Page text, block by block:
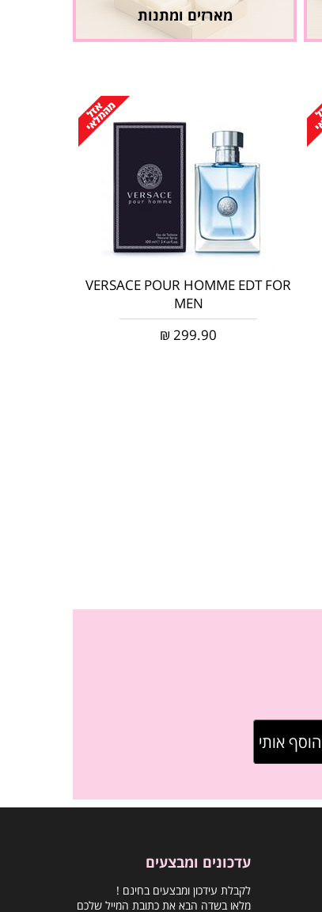
מארזים ומתנות
VERSACE POUR HOMME EDT FOR
MEN
299.90
₪
עדכונים ומבצעים
לקבלת עידכון ומבצעים בחינם !
מלאו בשדה הבא את כתובת המייל שלכם